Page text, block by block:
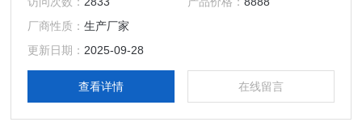
很大，加热元件U字形包围于内胆外壁，保温棉填充隔热保
温，微电脑温度控制器，能根据环境温度负载量的大小自动调
节控制参数，控温精度可靠，钢化，双层玻璃门观察工作室内
物体一目了然。
厂商性质：生产厂家
更新日期： 2025-09-28
查看详情 在线留言